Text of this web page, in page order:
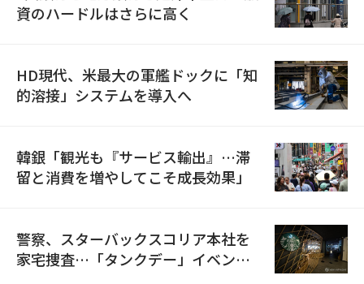
資のハードルはさらに高く
HD現代、米最大の軍艦ドックに「知
的溶接」システムを導入へ
韓銀「観光も『サービス輸出』…滞
留と消費を増やしてこそ成長効果」
警察、スターバックスコリア本社を
家宅捜査…「タンクデー」イベント